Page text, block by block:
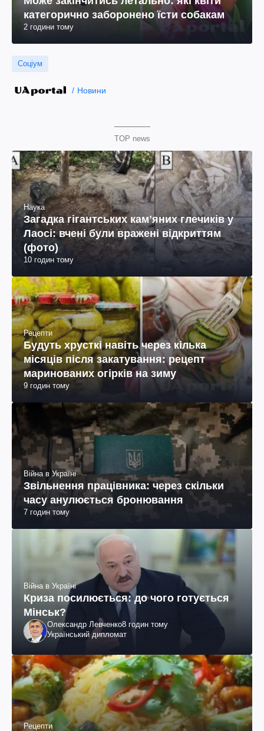
категорично заборонено їсти собакам
2 години тому
Соціум
Новини
TOP news
Наука
Загадка гігантських камʼяних глечиків у
Лаосі: вчені були вражені відкриттям
(фото)
10 годин тому
Рецепти
Будуть хрусткі навіть через кілька
місяців після закатування: рецепт
маринованих огірків на зиму
9 годин тому
Війна в Україні
Звільнення працівника: через скільки
часу анулюється бронювання
7 годин тому
Війна в Україні
Криза посилюється: до чого готується
Мінськ?
Олександр Левченко8 годин тому
Український дипломат
Рецепти